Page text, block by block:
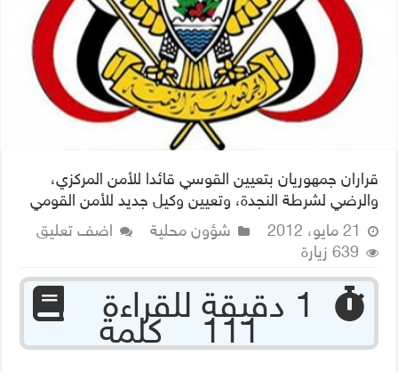
قراران جمهوريان بتعيين القوسي قائدا للأمن المركزي،
والرضي لشرطة النجدة، وتعيين وكيل جديد للأمن القومي
21 مايو، 2012
شؤون محلية
اضف تعليق
639 زيارة
111 كلمة